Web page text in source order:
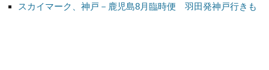
スカイマーク、神戸－鹿児島8月臨時便 羽田発神戸行きも